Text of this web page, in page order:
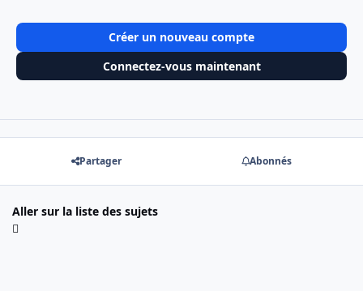
Créer un nouveau compte
Connectez-vous maintenant
Partager Abonnés
Aller sur la liste des sujets